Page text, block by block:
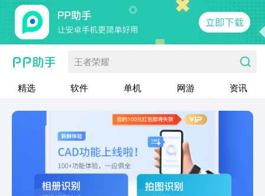
王者荣耀
精选 软件 单机 网游 资讯